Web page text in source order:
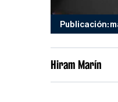
Publicación:
Hiram Marín